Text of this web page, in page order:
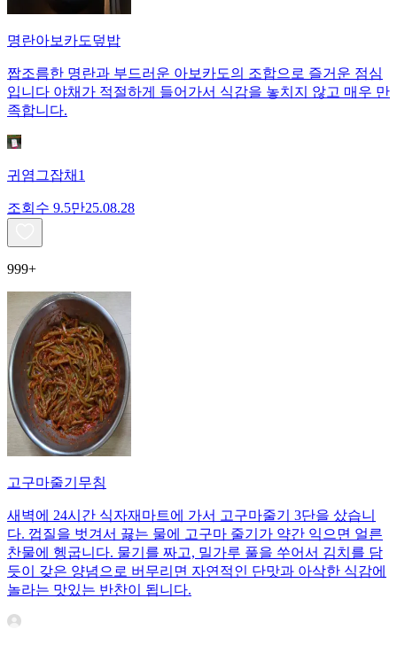
명란아보카도덮밥
짭조름한 명란과 부드러운 아보카도의 조합으로 즐거운 점심
입니다 야채가 적절하게 들어가서 식감을 놓치지 않고 매우 만
족합니다.
귀염그잡채1
조회수 9.5만25.08.28
999+
고구마줄기무침
새벽에 24시간 식자재마트에 가서 고구마줄기 3단을 샀습니
다. 껍질을 벗겨서 끓는 물에 고구마 줄기가 약간 익으면 얼른
찬물에 헹굽니다. 물기를 짜고, 밀가루 풀을 쑤어서 김치를 담
듯이 갖은 양념으로 버무리면 자연적인 단맛과 아삭한 식감에
놀라는 맛있는 반찬이 됩니다.